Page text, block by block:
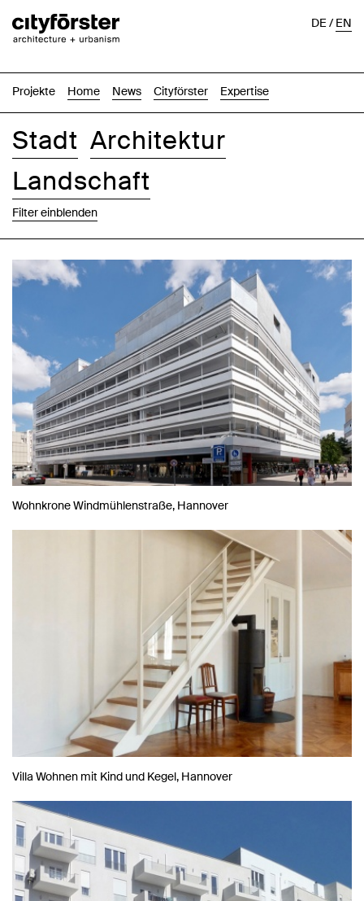
Projekte Home News Cityförster Expertise
DE/EN
Stadt Architektur
Landschaft
Filter einblenden
Wohnkrone Windmühlenstraße, Hannover
Villa Wohnen mit Kind und Kegel, Hannover